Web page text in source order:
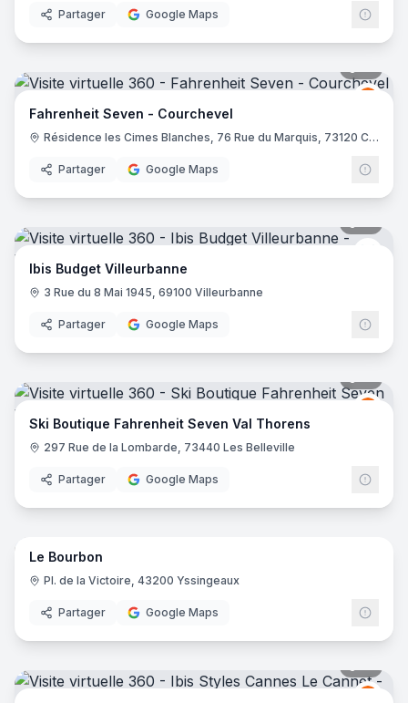
Partager Google Maps
Fahrenheit Seven - Courchevel
Résidence les Cimes Blanches, 76 Rue du Marquis, 73120 Courchevel
Partager Google Maps
Ibis
Ibis Budget Villeurbanne
3 Rue du 8 Mai 1945, 69100 Villeurbanne
Partager Google Maps
Ski Boutique Fahrenheit Seven Val Thorens
297 Rue de la Lombarde, 73440 Les Belleville
Partager Google Maps
16
Le Bourbon
Pl. de la Victoire, 43200 Yssingeaux
Partager Google Maps
Ibis